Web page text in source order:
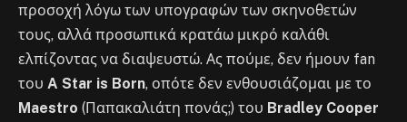
προσοχή λόγω των υπογραφών των σκηνοθετών
τους, αλλά προσωπικά κρατάω μικρό καλάθι
ελπίζοντας να διαψευστώ. Ας πούμε, δεν ήμουν fan
του A Star is Born, οπότε δεν ενθουσιάζομαι με το
Maestro (Παπακαλιάτη πονάς;) του Bradley Cooper